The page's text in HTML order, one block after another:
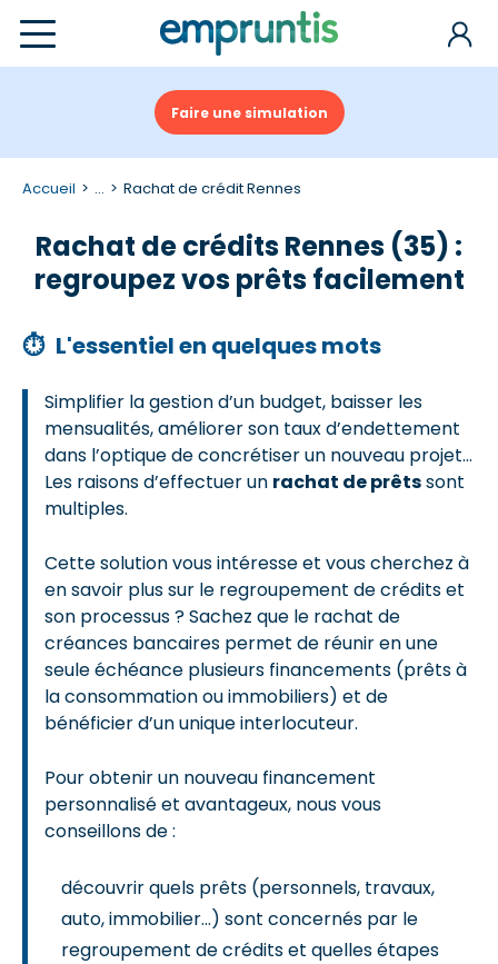
Faire une simulation
Accueil ... Rachat de crédit Rennes
Rachat de crédits Rennes (35) :
regroupez vos prêts facilement
⏱ L'essentiel en quelques mots
Simplifier la gestion d’un budget, baisser les
mensualités, améliorer son taux d’endettement
dans l’optique de concrétiser un nouveau projet…
Les raisons d’effectuer un rachat de prêtssont
multiples.
Cette solution vous intéresse et vous cherchez à
en savoir plus sur le regroupement de crédits et
son processus ? Sachez que le rachat de
créances bancaires permet de réunir en une
seule échéance plusieurs financements (prêts à
la consommation ou immobiliers) et de
bénéficier d’un unique interlocuteur.
Pour obtenir un nouveau financement
personnalisé et avantageux, nous vous
conseillons de :
découvrir quels prêts (personnels, travaux,
auto, immobilier…) sont concernés par le
regroupement de crédits et quelles étapes